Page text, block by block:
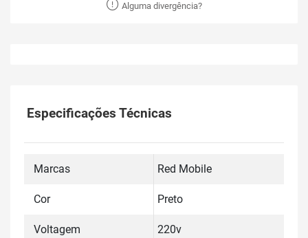
Alguma divergência?
Especificações Técnicas
Marcas Red Mobile
Cor Preto
Voltagem 220v